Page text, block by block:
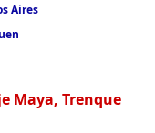
Aires
Maya, Trenque